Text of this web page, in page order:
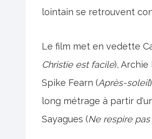
lointain se retrouvent
Le film met en vedette
Christie est facile), Archie
Spike Fearn (Après-soleil
long métrage à partir
Sayagues (Ne respire pas